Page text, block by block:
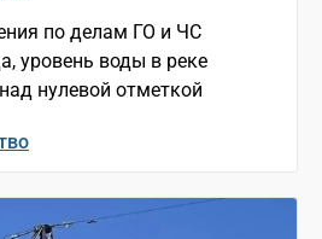
по делам ГО и ЧС
уровень воды в реке
нулевой отметкой